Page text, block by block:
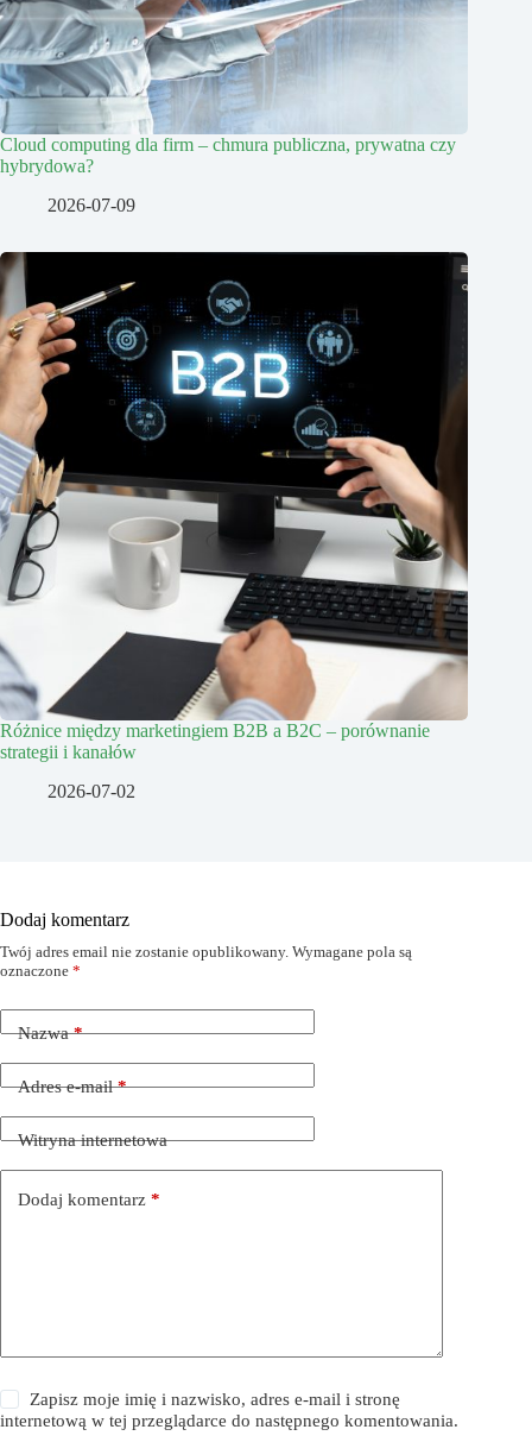
Cloud computing dla firm – chmura publiczna, prywatna czy
hybrydowa?
2026-07-09
Różnice między marketingiem B2B a B2C – porównanie
strategii i kanałów
2026-07-02
Dodaj komentarz
Twój adres email nie zostanie opublikowany. Wymagane pola są
oznaczone *
Nazwa*
Adres e-mail*
Witryna internetowa
Dodaj komentarz *
Zapisz moje imię i nazwisko, adres e-mail i stronę
internetową w tej przeglądarce do następnego komentowania.